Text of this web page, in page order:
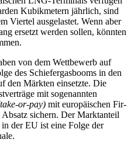
Kubikmetern jähr­lich, sind
Viertel aus­gelastet. Wenn aber
ersetzt werden sollen, könnten
von dem Wettbewerb auf
des Schiefergasbooms in den
den Märkten einsetzte. Die
mit sogenannten
or-pay) mit europäischen Fir­
sichern. Der Marktanteil
der EU ist eine Folge der